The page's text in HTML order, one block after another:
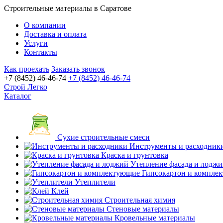
Строительные материалы в Саратове
О компании
Доставка и оплата
Услуги
Контакты
Как проехать Заказать звонок
+7 (8452) 46-46-74 +7 (8452) 46-46-74
Строй Легко
Каталог
Сухие строительные смеси
Инструменты и
Краска и грунтовка
Утепление фасада и
Гипсокартон и
Утеплители
Клей
Строительная химия
Стеновые материалы
Кровельные материалы